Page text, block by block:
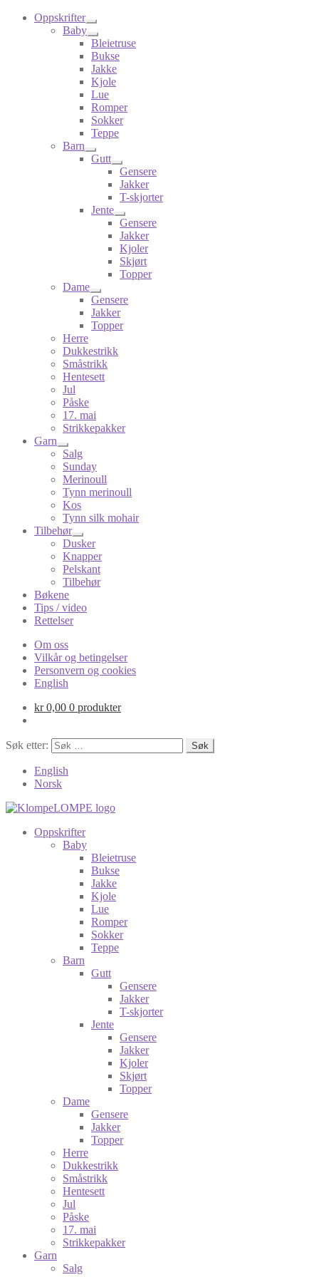
Oppskrifter
Baby
Bleietruse
Bukse
Jakke
Kjole
Lue
Romper
Sokker
Teppe
Barn
Gutt
Gensere
Jakker
T-skjorter
Jente
Gensere
Jakker
Kjoler
Skjørt
Topper
Dame
Gensere
Jakker
Topper
Herre
Dukkestrikk
Småstrikk
Hentesett
Jul
Påske
17. mai
Strikkepakker
Garn
Salg
Sunday
Merinoull
Tynn merinoull
Kos
Tynn silk mohair
Tilbehør
Dusker
Knapper
Pelskant
Tilbehør
Bøkene
Tips / video
Rettelser
Om oss
Vilkår og betingelser
Personvern og cookies
English
kr0,00 0 produkter
Søk etter:
English
Norsk
Oppskrifter
Baby
Bleietruse
Bukse
Jakke
Kjole
Lue
Romper
Sokker
Teppe
Barn
Gutt
Gensere
Jakker
T-skjorter
Jente
Gensere
Jakker
Kjoler
Skjørt
Topper
Dame
Gensere
Jakker
Topper
Herre
Dukkestrikk
Småstrikk
Hentesett
Jul
Påske
17. mai
Strikkepakker
Garn
Salg